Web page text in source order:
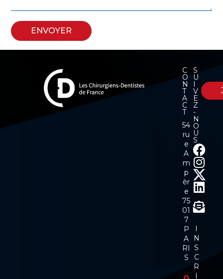
ENVOYER
C
O
N
T
A
C
T
54
ru
e
A
m
p
èr
e
75
01
7
P
A
RI
S
S
U
I
V
E
Z
-
N
O
U
S
I
N
S
C
R
I